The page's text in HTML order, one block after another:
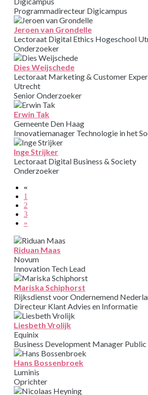
Programmadirecteur Digicampus
Jeroen van Grondelle
Lectoraat Digital Ethics Hogeschool
Onderzoeker
Dies Weijschede
Lectoraat Marketing & Customer
Utrecht
Senior Onderzoeker
Erwin Tak
Gemeente Den Haag
Innovatiemanager Technologie in het
Inge Strijker
Lectoraat Digital Business & Society
Onderzoeker
«
1
2
3
»
Riduan Maas
Novum
Innovation Tech Lead
Mariska Schiphorst
Rijksdienst voor Ondernemend
Directeur Klant Advies en Informatie
Liesbeth Vrolijk
Equinix
Business Development Manager
Hans Bossenbroek
Luminis
Oprichter